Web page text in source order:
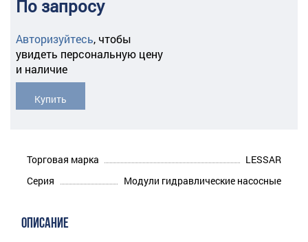
По запросу
Авторизуйтесь, чтобы
увидеть персональную цену
и наличие
Купить
Торговая марка
LESSAR
Серия
Модули гидравлические насосные
ОПИСАНИЕ